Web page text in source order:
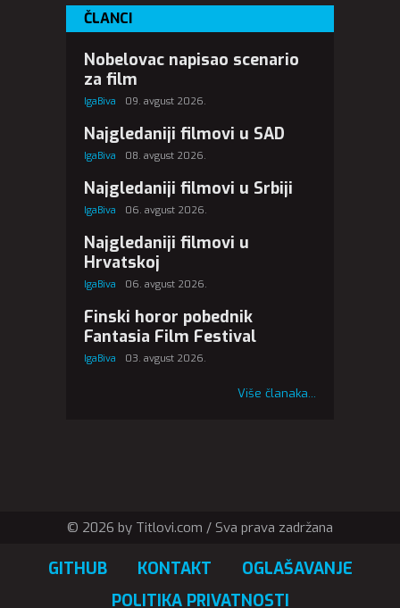
ČLANCI
Nobelovac napisao scenario
za film
IgaBiva 09. avgust 2026.
Najgledaniji filmovi u SAD
IgaBiva 08. avgust 2026.
Najgledaniji filmovi u Srbiji
IgaBiva 06. avgust 2026.
Najgledaniji filmovi u
Hrvatskoj
IgaBiva 06. avgust 2026.
Finski horor pobednik
Fantasia Film Festival
IgaBiva 03. avgust 2026.
Više članaka...
© 2026 by Titlovi.com / Sva prava zadržana
GITHUB KONTAKT
OGLAŠAVANJE
POLITIKA PRIVATNOSTI